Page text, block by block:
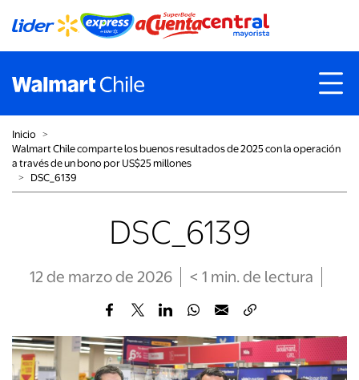
Inicio ˃
Walmart Chile comparte los buenos resultados de 2025 con la operación
a través de un bono por US$25 millones
˃
DSC_6139
DSC_6139
12 de marzo de 2026 < 1 min. de lectura